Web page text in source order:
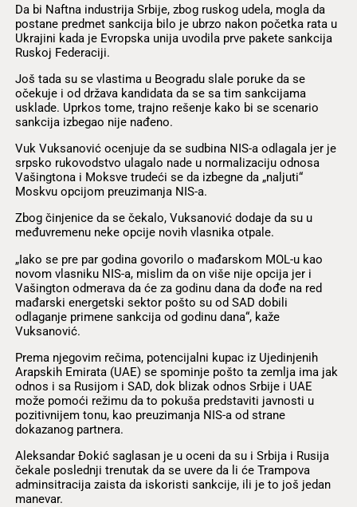
Da bi Naftna industrija Srbije, zbog ruskog udela, mogla da
postane predmet sankcija bilo je ubrzo nakon početka rata u
Ukrajini kada je Evropska unija uvodila prve pakete sankcija
Ruskoj Federaciji.
Još tada su se vlastima u Beogradu slale poruke da se
očekuje i od država kandidata da se sa tim sankcijama
usklade. Uprkos tome, trajno rešenje kako bi se scenario
sankcija izbegao nije nađeno.
Vuk Vuksanović ocenjuje da se sudbina NIS-a odlagala jer je
srpsko rukovodstvo ulagalo nade u normalizaciju odnosa
Vašingtona i Moksve trudeći se da izbegne da „naljuti“
Moskvu opcijom preuzimanja NIS-a.
Zbog činjenice da se čekalo, Vuksanović dodaje da su u
međuvremenu neke opcije novih vlasnika otpale.
„Iako se pre par godina govorilo o mađarskom MOL-u kao
novom vlasniku NIS-a, mislim da on više nije opcija jer i
Vašington odmerava da će za godinu dana da dođe na red
mađarski energetski sektor pošto su od SAD dobili
odlaganje primene sankcija od godinu dana“, kaže
Vuksanović.
Prema njegovim rečima, potencijalni kupac iz Ujedinjenih
Arapskih Emirata (UAE) se spominje pošto ta zemlja ima jak
odnos i sa Rusijom i SAD, dok blizak odnos Srbije i UAE
može pomoći režimu da to pokuša predstaviti javnosti u
pozitivnijem tonu, kao preuzimanja NIS-a od strane
dokazanog partnera.
Aleksandar Đokić saglasan je u oceni da su i Srbija i Rusija
čekale poslednji trenutak da se uvere da li će Trampova
adminsitracija zaista da iskoristi sankcije, ili je to još jedan
manevar.